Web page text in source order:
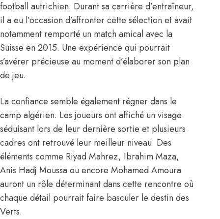
football autrichien. Durant sa carrière d’entraîneur,
il a eu l’occasion d’affronter cette sélection et avait
notamment remporté un match amical avec la
Suisse en 2015. Une expérience qui pourrait
s’avérer précieuse au moment d’élaborer son plan
de jeu.
La confiance semble également régner dans le
camp algérien. Les joueurs ont affiché un visage
séduisant lors de leur dernière sortie et plusieurs
cadres ont retrouvé leur meilleur niveau. Des
éléments comme Riyad Mahrez, Ibrahim Maza,
Anis Hadj Moussa ou encore Mohamed Amoura
auront un rôle déterminant dans cette rencontre où
chaque détail pourrait faire basculer le destin des
Verts.